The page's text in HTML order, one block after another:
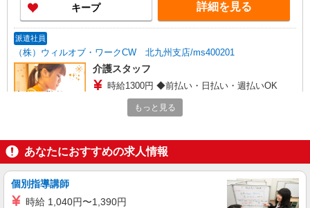
キープ 詳細を見る
派遣社員
（株）ウィルオブ・ワークCW 北九州支店/ms400201
介護スタッフ
時給1300円 ◆前払い・日払い・週払いOK
福岡県田川市
派遣社員
（株）ウィルオブ・ワークCW 北九州支店/ms400201
高齢者向けマンションstaff
もっと見る
あなたにおすすめの求人情報
個別指導講師
時給 1,040円〜1,390円